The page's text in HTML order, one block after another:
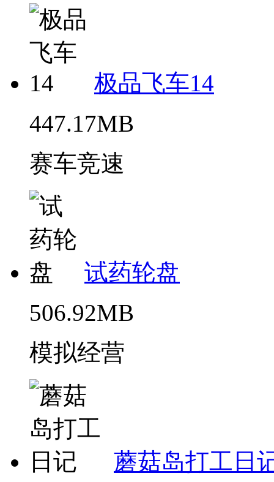
极品飞车14
447.17MB
赛车竞速
试药轮盘
506.92MB
模拟经营
蘑菇岛打工日